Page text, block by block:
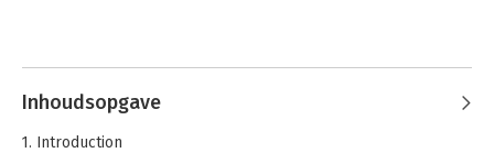
Inhoudsopgave
1. Introduction